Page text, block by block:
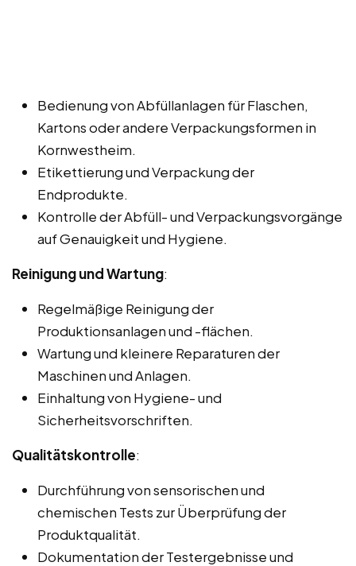
Bedienung von Abfüllanlagen für Flaschen,
Kartons oder andere Verpackungsformen in
Kornwestheim.
Etikettierung und Verpackung der
Endprodukte.
Kontrolle der Abfüll- und Verpackungsvorgänge
auf Genauigkeit und Hygiene.
Reinigung und Wartung:
Regelmäßige Reinigung der
Produktionsanlagen und -flächen.
Wartung und kleinere Reparaturen der
Maschinen und Anlagen.
Einhaltung von Hygiene- und
Sicherheitsvorschriften.
Qualitätskontrolle:
Durchführung von sensorischen und
chemischen Tests zur Überprüfung der
Produktqualität.
Dokumentation der Testergebnisse und